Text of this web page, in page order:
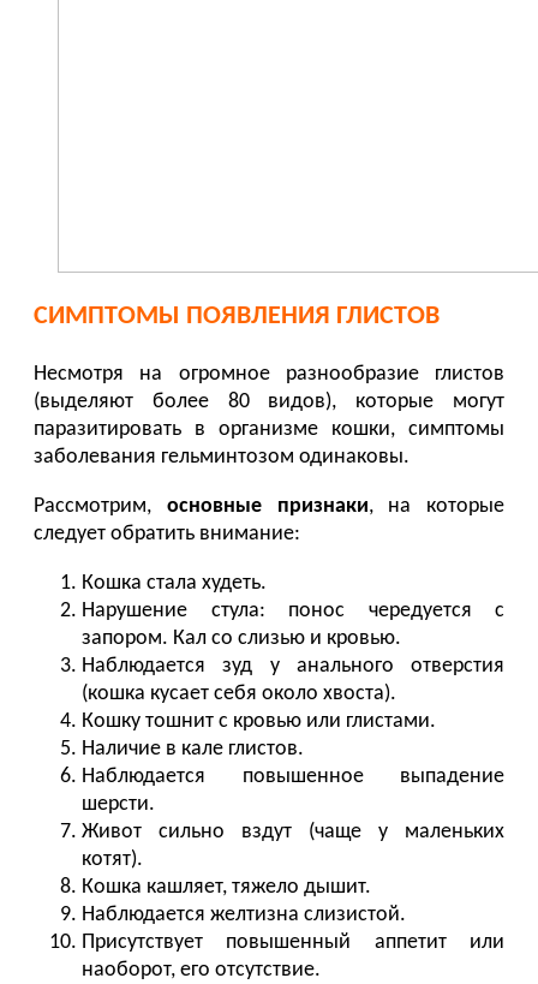
СИМПТОМЫ ПОЯВЛЕНИЯ ГЛИСТОВ
Несмотря на огромное разнообразие глистов
(выделяют более 80 видов), которые могут
паразитировать в организме кошки, симптомы
заболевания гельминтозом одинаковы.
Рассмотрим, основные признаки, на которые
следует обратить внимание:
Кошка стала худеть.
Нарушение стула: понос чередуется с
запором. Кал со слизью и кровью.
Наблюдается зуд у анального отверстия
(кошка кусает себя около хвоста).
Кошку тошнит с кровью или глистами.
Наличие в кале глистов.
Наблюдается повышенное выпадение
шерсти.
Живот сильно вздут (чаще у маленьких
котят).
Кошка кашляет, тяжело дышит.
Наблюдается желтизна слизистой.
Присутствует повышенный аппетит или
наоборот, его отсутствие.